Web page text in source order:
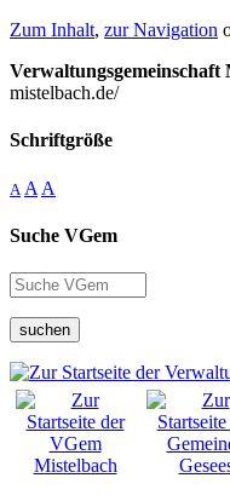
Zum Inhalt, zur Navigation
Verwaltungsgemeinschaft
mistelbach.de/
Schriftgröße
A A A
Suche VGem
suchen